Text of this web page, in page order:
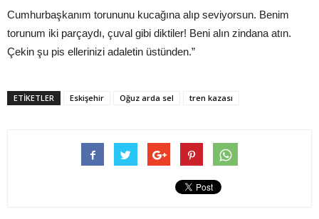
Cumhurbaşkanım torununu kucağına alıp seviyorsun. Benim
torunum iki parçaydı, çuval gibi diktiler! Beni alın zindana atın.
Çekin şu pis ellerinizi adaletin üstünden.”
ETIKETLER Eskişehir Oğuz arda sel tren kazası